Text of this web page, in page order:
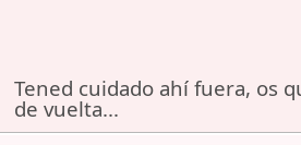
Tened cuidado ahí fuera, os
de vuelta...